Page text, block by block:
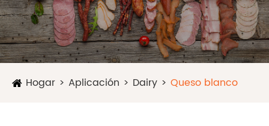
Hogar Aplicación Dairy Queso blanco